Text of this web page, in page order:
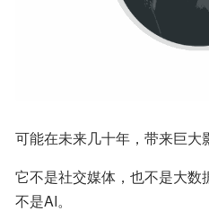
可能在未来几十年，带来巨大
它不是社交媒体，也不是大数
不是AI。